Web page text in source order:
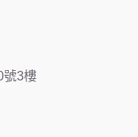
號3樓